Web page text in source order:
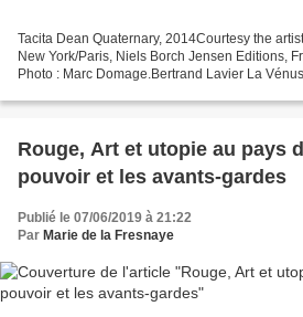
Tacita Dean Quaternary, 2014Courtesy the
New York/Paris, Niels Borch Jensen Editions,
Photo : Marc Domage.Bertrand Lavier La
Rouge, Art et utopie au pays
pouvoir et les avants-gardes
Publié le 07/06/2019 à 21:22
Par Marie de la Fresnaye